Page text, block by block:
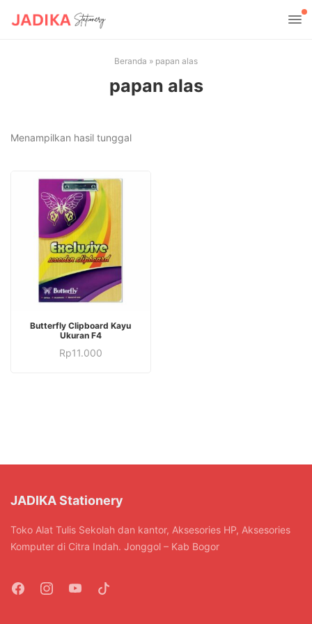
Beranda » papan alas
papan alas
Menampilkan hasil tunggal
Butterfly Clipboard Kayu
Ukuran F4
Rp11.000
JADIKA Stationery
Toko Alat Tulis Sekolah dan kantor, Aksesories HP, Aksesories
Komputer di Citra Indah. Jonggol – Kab Bogor